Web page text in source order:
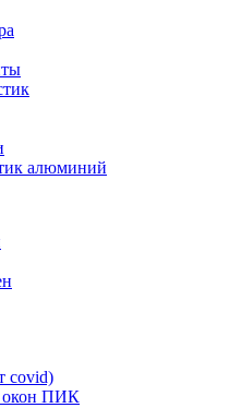
алюминий
covid)
окон ПИК